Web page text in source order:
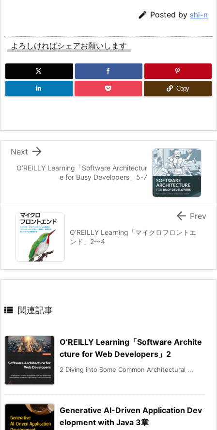
 Posted by shi-n
よろしければシェアお願いします
Copy
O’REILLY Learning「Software Architectur
e for Busy Developers」5-7

Next
O’REILLY Learning「マイクロフロントエ
ンド」2〜4
 Prev
 関連記事
O’REILLY Learning「Software Archite
cture for Web Developers」2
2 Diving into Some Common Architectural ...
Generative AI-Driven Application Dev
elopment with Java 3章